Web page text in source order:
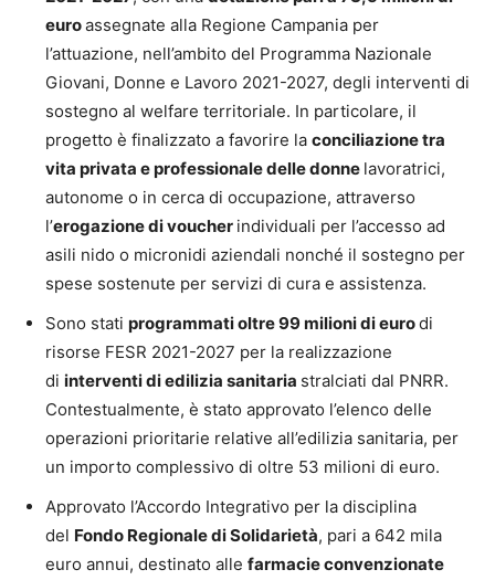
euroassegnate alla Regione Campania per
l’attuazione, nell’ambito del Programma Nazionale
Giovani, Donne e Lavoro 2021-2027, degli interventi di
sostegno al welfare territoriale. In particolare, il
progetto è finalizzato a favorire la conciliazione tra
vita privata e professionale delle donne lavoratrici,
autonome o in cerca di occupazione, attraverso
l’erogazione di voucher individuali per l’accesso ad
asili nido o micronidi aziendali nonché il sostegno per
spese sostenute per servizi di cura e assistenza.
Sono stati programmati oltre 99 milioni di eurodi
risorse FESR 2021-2027 per la realizzazione
di interventi di edilizia sanitaria stralciati dal PNRR.
Contestualmente, è stato approvato l’elenco delle
operazioni prioritarie relative all’edilizia sanitaria, per
un importo complessivo di oltre 53 milioni di euro.
Approvato l’Accordo Integrativo per la disciplina
del Fondo Regionale di Solidarietà, pari a 642 mila
euro annui, destinato alle farmacie convenzionate